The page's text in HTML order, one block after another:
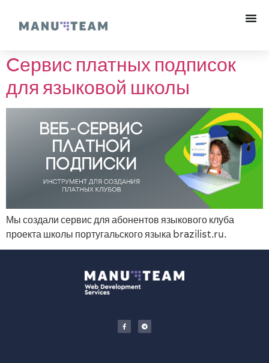
Cервис платных подписок
для языковой школы
Мы создали сервис для абонентов языкового клуба
проекта школы португальского языка brazilist.ru.